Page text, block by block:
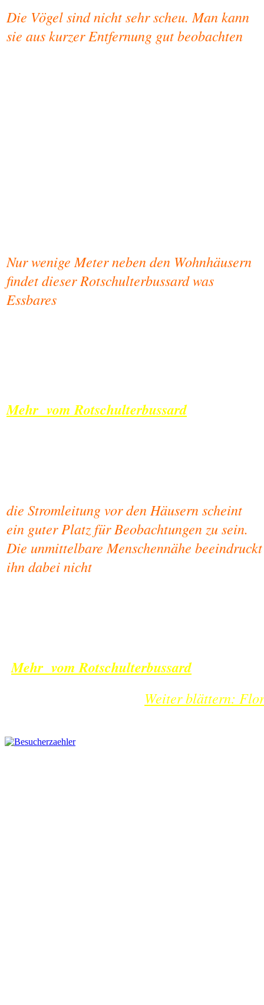
Die Vögel sind nicht sehr scheu. Man kann
sie aus kurzer Entfernung gut beobachten
Nur wenige Meter neben den Wohnhäusern
findet dieser Rotschulterbussard was
Essbares
Mehr vom Rotschulterbussard
die Stromleitung vor den Häusern scheint
ein guter Platz für Beobachtungen zu sein.
Die unmittelbare Menschennähe beeindruckt
ihn dabei nicht
Mehr vom Rotschulterbussard
Weiter blättern: